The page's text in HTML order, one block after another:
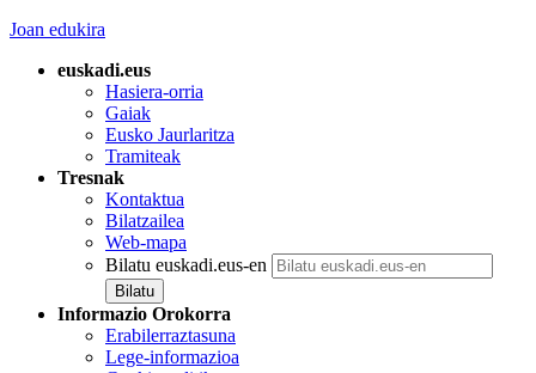
Joan edukira
euskadi.eus
Hasiera-orria
Gaiak
Eusko Jaurlaritza
Tramiteak
Tresnak
Kontaktua
Bilatzailea
Web-mapa
Bilatu euskadi.eus-en
Informazio Orokorra
Erabilerraztasuna
Lege-informazioa